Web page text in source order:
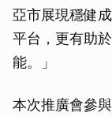
亞市展現穩健
平台，更有助
能。」
本次推廣會參